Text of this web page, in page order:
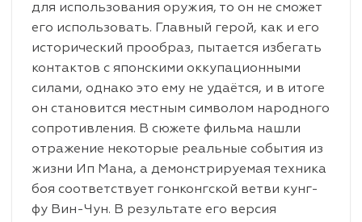
для использования оружия, то он не сможет
его использовать. Главный герой, как и его
исторический прообраз, пытается избегать
контактов с японскими оккупационными
силами, однако это ему не удаётся, и в итоге
он становится местным символом народного
сопротивления. В сюжете фильма нашли
отражение некоторые реальные события из
жизни Ип Мана, а демонстрируемая техника
боя соответствует гонконгской ветви кунг-
фу Вин-Чун. В результате его версия